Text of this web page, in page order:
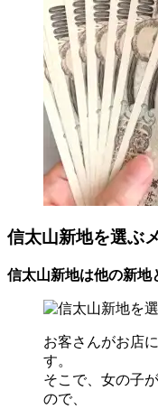
信太山新地を選ぶ
信太山新地は他の新地
お客さんがお店
す。
そこで、女の子
ので、